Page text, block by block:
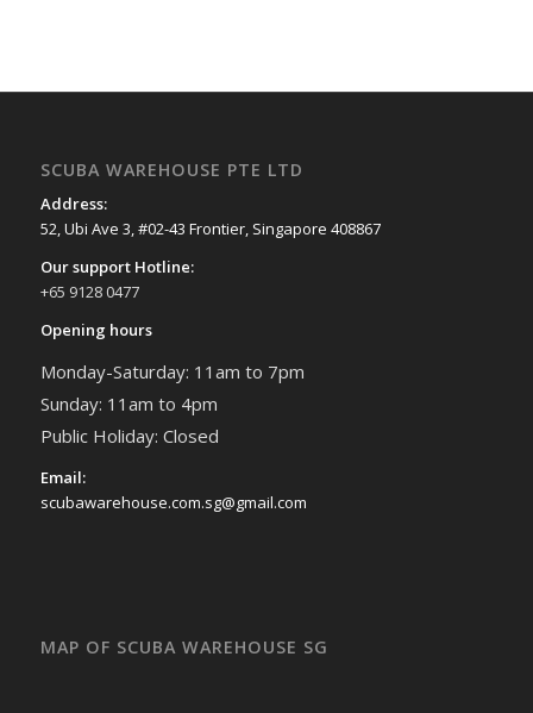
SCUBA WAREHOUSE PTE LTD
Address:
52, Ubi Ave 3, #02-43 Frontier, Singapore 408867
Our support Hotline:
+65 9128 0477
Opening hours
Monday-Saturday: 11am to 7pm
Sunday: 11am to 4pm
Public Holiday: Closed
Email:
scubawarehouse.com.sg@gmail.com
MAP OF SCUBA WAREHOUSE SG